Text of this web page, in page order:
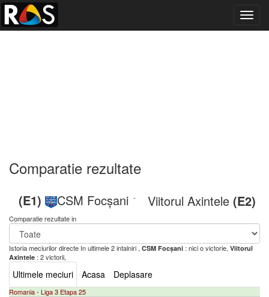
Comparatie rezultate
(E1) CSM Focșani - Viitorul Axintele (E2)
Comparatie rezultate in
Istoria meciurilor directe In ultimele 2 intalniri , CSM Focșani : nici o victorie, Viitorul
Axintele : 2 victorii,
Ultimele meciuri Acasa Deplasare
Romania - Liga 3 Etapa 25